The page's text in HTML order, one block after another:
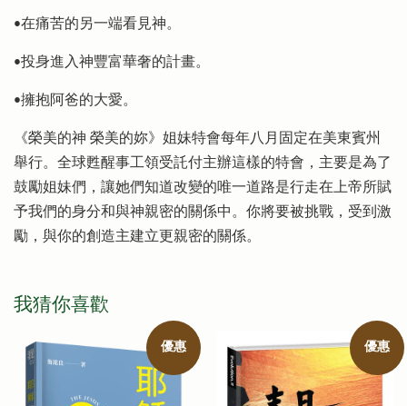
•在痛苦的另一端看見神。
•投身進入神豐富華奢的計畫。
•擁抱阿爸的大愛。
《榮美的神 榮美的妳》姐妹特會每年八月固定在美東賓州
舉行。全球甦醒事工領受託付主辦這樣的特會，主要是為了
鼓勵姐妹們，讓她們知道改變的唯一道路是行走在上帝所賦
予我們的身分和與神親密的關係中。你將要被挑戰，受到激
勵，與你的創造主建立更親密的關係。
我猜你喜歡
優惠 優惠